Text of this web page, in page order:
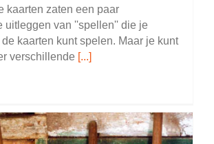
kaarten zaten een paar
uitleggen van ''spellen'' die je
kaarten kunt spelen. Maar je kunt
verschillende [...]